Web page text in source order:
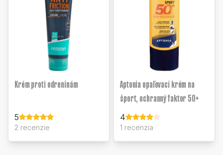
Krém proti odreninám
5
2 recenzie
Aptonia opaľovací krém na
šport, ochranný faktor 50+
4
1 recenzia